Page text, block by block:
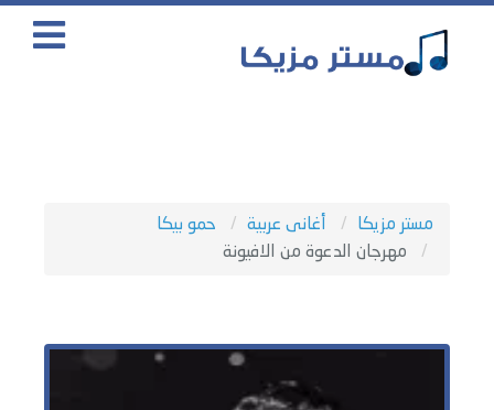
مستر مزيكا أغانى عربية
حمو بيكا
مهرجان الدعوة من الافيونة